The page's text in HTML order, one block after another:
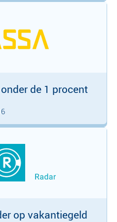
de 1 procent
op vakantiegeld